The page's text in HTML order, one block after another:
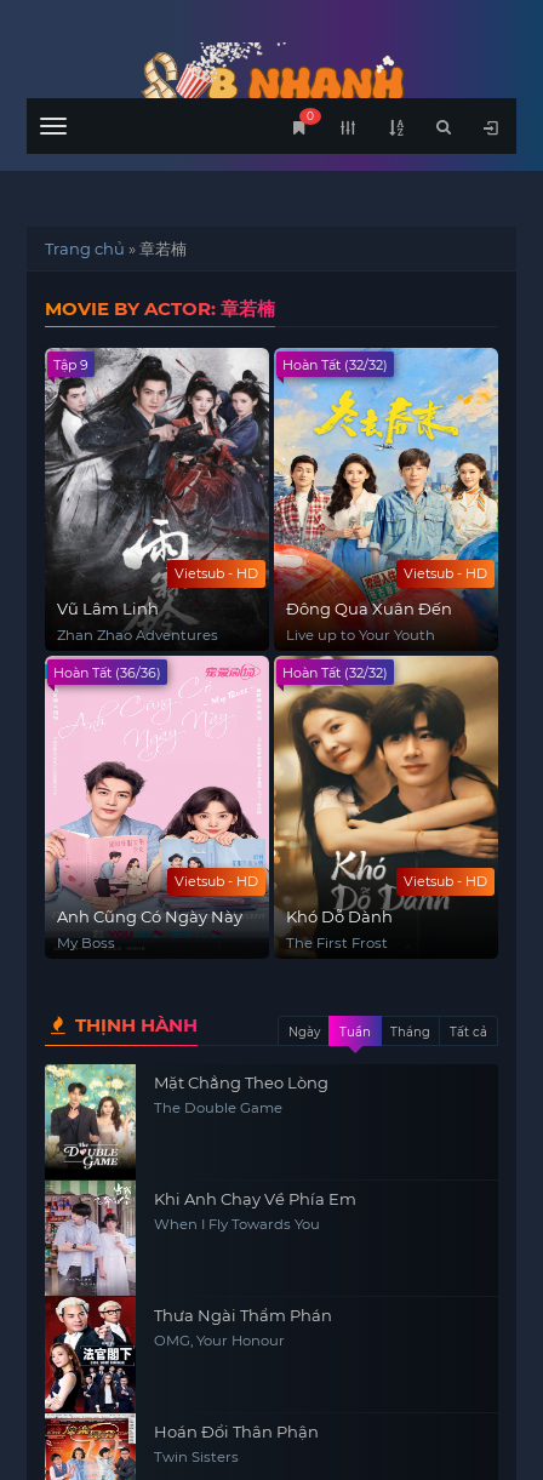
Menu
0
Trang chủ »章若楠
MOVIE BY ACTOR: 章若楠
Vietsub - HD
Tập 9
Vũ Lâm Linh
Zhan Zhao Adventures
Vietsub - HD
Hoàn Tất (32/32)
Đông Qua Xuân Đến
Live up to Your Youth
Vietsub - HD
Hoàn Tất (36/36)
Anh Cũng Có Ngày Này
My Boss
Vietsub - HD
Hoàn Tất (32/32)
Khó Dỗ Dành
The First Frost
THỊNH HÀNH Ngày Tuần Tháng Tất cả
Mặt Chẳng Theo Lòng
The Double Game
Khi Anh Chạy Về Phía Em
When I Fly Towards You
Thưa Ngài Thẩm Phán
OMG, Your Honour
Hoán Đổi Thân Phận
Twin Sisters